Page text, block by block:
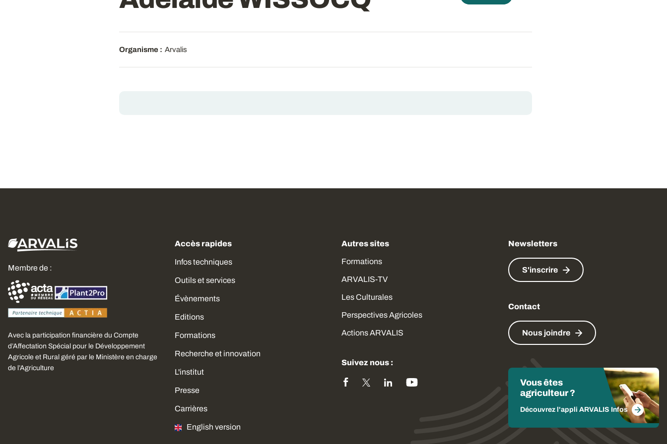
consentement pour utiliser quelques
Organisme : Arvalis
Membre de :
Avec la participation financière du Compte
d’Affectation Spécial pour le Développement
Agricole et Rural géré par le Ministère en charge
de l’Agriculture
Accès rapides
Infos techniques
Outils et services
Évènements
Editions
Formations
Recherche et innovation
L'institut
Presse
Carrières
English version
Autres sites
Formations
ARVALIS-TV
Les Culturales
Perspectives Agricoles
Actions ARVALIS
Suivez nous :
Newsletters
S'inscrire
Contact
Nous joindre
Vous êtes
agriculteur ?
Découvrez l'appli ARVALIS Infos